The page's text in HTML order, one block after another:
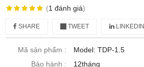
(1 đánh giá)
SHARE TWEET LINKEDIN
Mã sản phẩm :
Model: TDP-1.5
Bảo hành :
12tháng